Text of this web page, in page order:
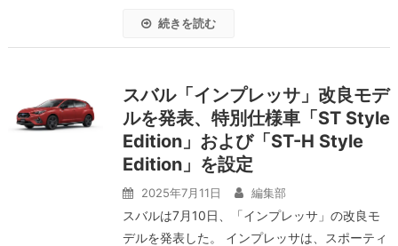
続きを読む
スバル「インプレッサ」改良モデ
ルを発表、特別仕様車「ST Style
Edition」および「ST-H Style
Edition」を設定
2025年7月11日 編集部
スバルは7月10日、「インプレッサ」の改良モ
デルを発表した。 インプレッサは、スポーティ